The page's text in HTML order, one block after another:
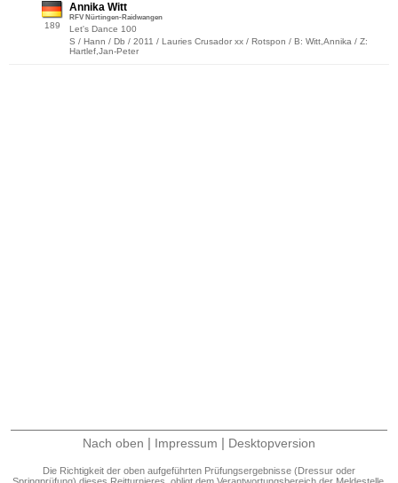
189
Annika Witt
RFV Nürtingen-Raidwangen
Let's Dance 100
S / Hann / Db / 2011 / Lauries Crusador xx / Rotspon / B: Witt,Annika / Z:
Hartlef,Jan-Peter
Nach oben | Impressum | Desktopversion
Die Richtigkeit der oben aufgeführten Prüfungsergebnisse (Dressur oder